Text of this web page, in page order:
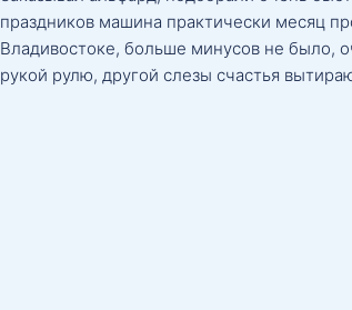
праздников машина практически месяц
Владивостоке, больше минусов не было,
рукой рулю, другой слезы счастья